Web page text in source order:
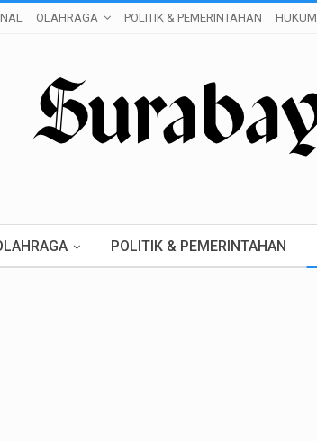
OLAHRAGA POLITIK & PEMERINTAHAN HUKUM
POLITIK & PEMERINTAHAN